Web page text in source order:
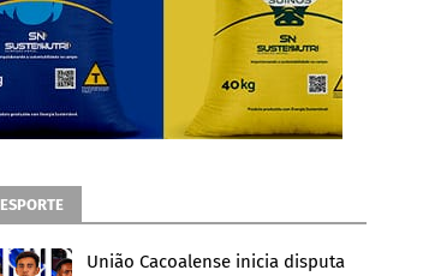
ESPORTE
União Cacoalense inicia disputa